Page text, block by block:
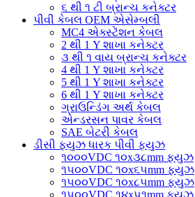
૬ થી ૧ ટી બ્રાન્ચ કનેક્ટર
પીવી કેબલ OEM એસેમ્બલી
MC4 એક્સ્ટેંશન કેબલ
2 થી 1 Y શાખા કનેક્ટર
૩ થી ૧ વાય બ્રાન્ચ કનેક્ટર
4 થી 1 Y શાખા કનેક્ટર
5 થી 1 Y શાખા કનેક્ટર
6 થી 1 Y શાખા કનેક્ટર
ગ્રાઉન્ડિંગ અર્થ કેબલ
એન્ડરસન પાવર કેબલ
SAE બેટરી કેબલ
ડીસી ફ્યુઝ ધારક પીવી ફ્યુઝ
૧૦૦૦VDC ૧૦x૩૮mm ફ્યુઝ
૧૫૦૦VDC ૧૦x૬૫mm ફ્યુઝ
૧૫૦૦VDC ૧૦x૮૫mm ફ્યુઝ
૧૫૦૦VDC ૧૪x૫૧mm ફ્યુઝ